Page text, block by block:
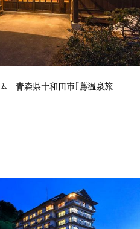
ム 青森県十和田市『蔦温泉旅